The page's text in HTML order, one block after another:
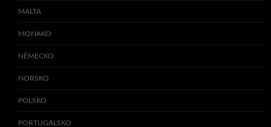
MALTA
MONAKO
NĚMECKO
NORSKO
POLSKO
PORTUGALSKO